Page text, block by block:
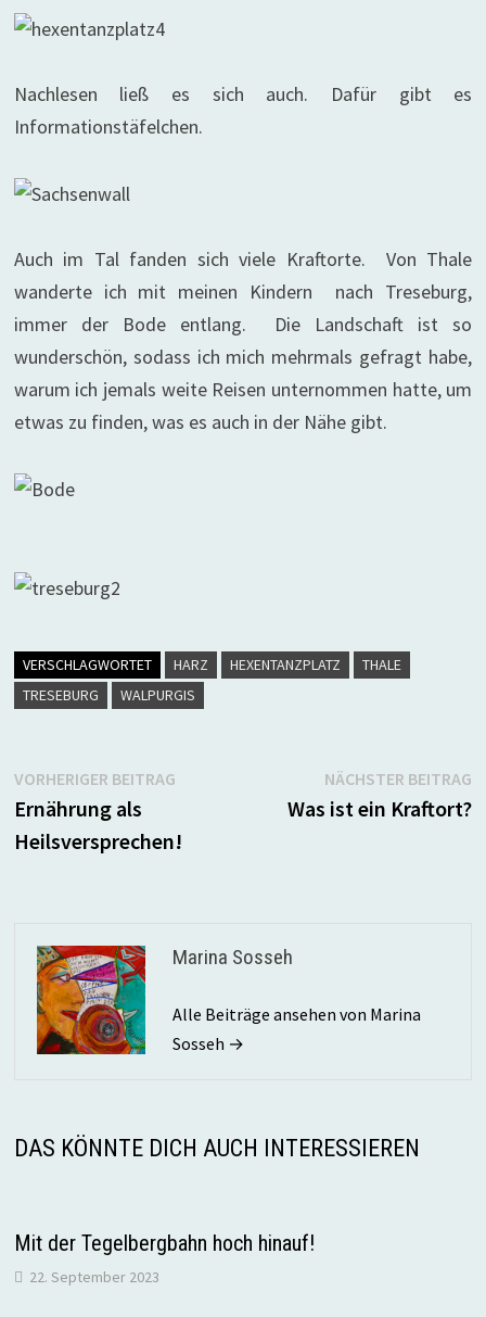
Nachlesen ließ es sich auch. Dafür gibt es
Informationstäfelchen.
Auch im Tal fanden sich viele Kraftorte. Von Thale
wanderte ich mit meinen Kindern nach Treseburg,
immer der Bode entlang. Die Landschaft ist so
wunderschön, sodass ich mich mehrmals gefragt habe,
warum ich jemals weite Reisen unternommen hatte, um
etwas zu finden, was es auch in der Nähe gibt.
VERSCHLAGWORTET HARZ HEXENTANZPLATZ
THALE
TRESEBURG
WALPURGIS
Beitragsnavigation
VORHERIGER BEITRAGVorheriger
Ernährung als
Heilsversprechen!
NÄCHSTER BEITRAG
Was ist ein Kraftort?
Marina Sosseh
Alle Beiträge ansehen von Marina
Sosseh →
DAS KÖNNTE DICH AUCH INTERESSIEREN
Mit der Tegelbergbahn hoch hinauf!
22. September 2023